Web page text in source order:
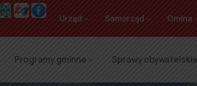
Urząd Samorząd Gmina
Programy gminne Sprawy obywatelskie